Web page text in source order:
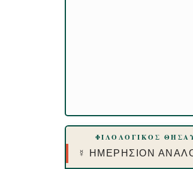
ΦΙΛΟΛΟΓΙΚΟΣ
☿ ΗΜΕΡΗΣΙΟΝ